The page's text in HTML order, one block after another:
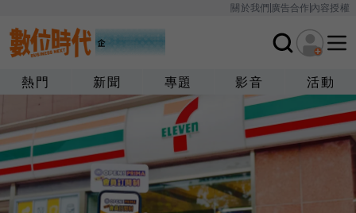
關於我們廣告合作內容授權
熱門 新聞 專題 影音 活動